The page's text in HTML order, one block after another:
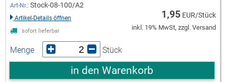
Art-Nr.: Stock-08-100/A2
Artikel-Details öffnen
sofort lieferbar
1,95 EUR/Stück
inkl. 19% MwSt, zzgl. Versand
Menge Stück
in den Warenkorb